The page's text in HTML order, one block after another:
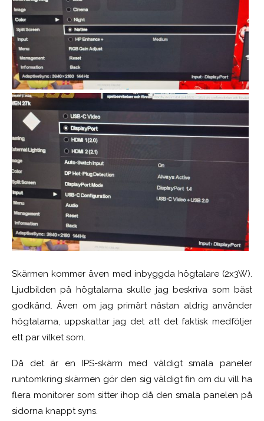
Skärmen kommer även med inbyggda högtalare (2x3W).
Ljudbilden på högtalarna skulle jag beskriva som bäst
godkänd. Även om jag primärt nästan aldrig använder
högtalarna, uppskattar jag det att det faktisk medföljer
ett par vilket som.
Då det är en IPS-skärm med väldigt smala paneler
runtomkring skärmen gör den sig väldigt fin om du vill ha
flera monitorer som sitter ihop då den smala panelen på
sidorna knappt syns.